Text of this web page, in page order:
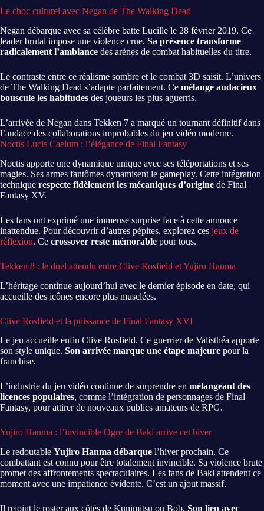
Le choc culturel avec Negan de The Walking Dead
Negan débarque avec sa célèbre batte Lucille le 28 février 2019. Ce
leader brutal impose une violence crue. Sa présence transforme
radicalement l’ambiance des arènes de combat habituelles du titre.
Le contraste entre ce réalisme sombre et le combat 3D saisit. L’univers
de The Walking Dead s’adapte parfaitement. Ce mélange audacieux
bouscule les habitudes des joueurs les plus aguerris.
L’arrivée de Negan dans Tekken 7 a marqué un tournant définitif dans
l’audace des collaborations improbables du jeu vidéo moderne.
Noctis Lucis Caelum : l’élégance de Final Fantasy
Noctis apporte une dynamique unique avec ses téléportations et ses
magies. Ses armes fantômes dynamisent le gameplay. Cette intégration
technique respecte fidèlement les mécaniques d’origine de Final
Fantasy XV.
Les fans ont exprimé une immense surprise face à cette annonce
inattendue. Pour découvrir d’autres pépites, explorez ces jeux de
réflexion. Ce crossover reste mémorable pour tous.
Tekken 8 : le duel attendu entre Clive Rosfield et Yujiro Hanma
L’héritage continue aujourd’hui avec le dernier épisode en date, qui
accueille des icônes encore plus musclées.
Clive Rosfield et la puissance de Final Fantasy XVI
Le jeu accueille enfin Clive Rosfield. Ce guerrier de Valisthéa apporte
son style unique. Son arrivée marque une étape majeure pour la
franchise.
L’industrie du jeu vidéo continue de surprendre en mélangeant des
licences populaires, comme l’intégration de personnages de Final
Fantasy, pour attirer de nouveaux publics amateurs de RPG.
Yujiro Hanma : l’invincible Ogre de Baki arrive cet hiver
Le redoutable Yujiro Hanma débarque l’hiver prochain. Ce
combattant est connu pour être totalement invincible. Sa violence brute
promet des affrontements spectaculaires. Les fans de Baki attendent ce
moment avec une impatience évidente. C’est un ajout massif.
Il rejoint le roster aux côtés de Kunimitsu ou Bob. Son lien avec